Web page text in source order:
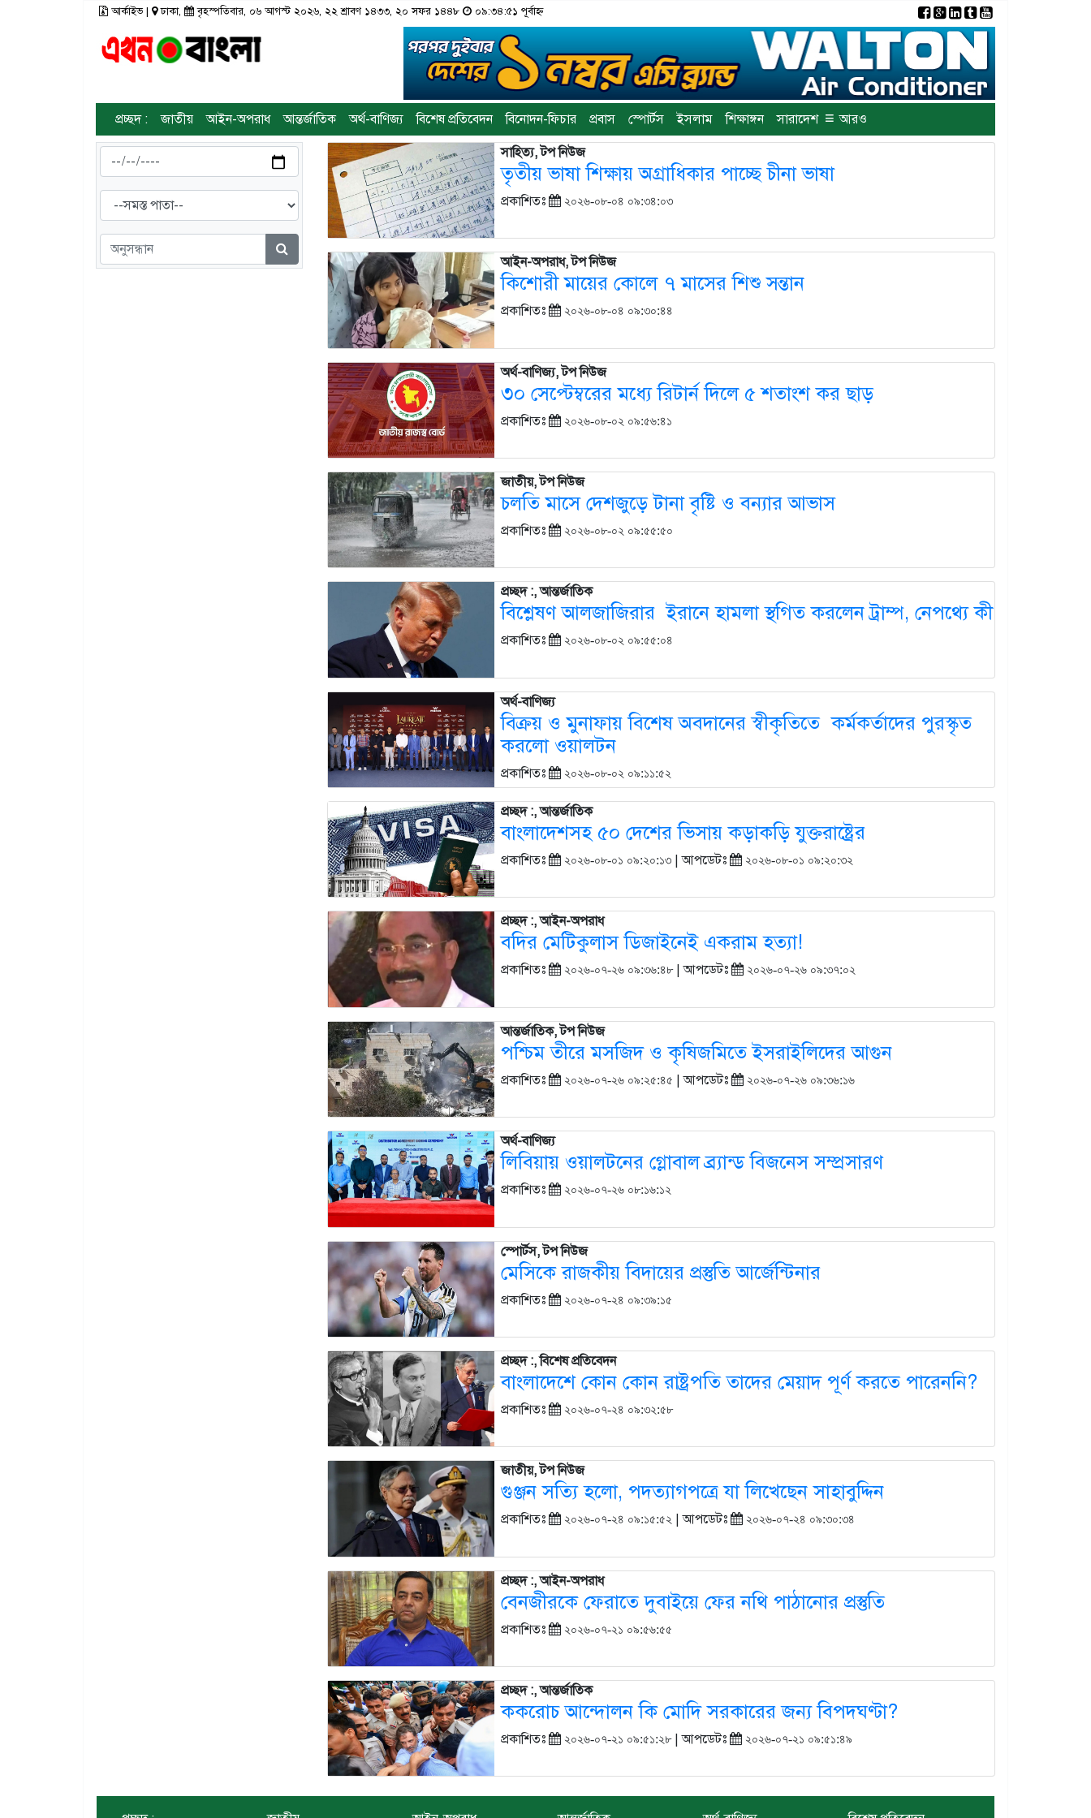
আর্কাইভ| ঢাকা, বৃহস্পতিবার, ০৬ আগস্ট ২০২৬, ২২ শ্রাবণ ১৪৩৩, ২০ সফর ১৪৪৮ ০৯:৩৪:৫১ পূর্বাহ্ন
প্রচ্ছদ : জাতীয় আইন-অপরাধ আন্তর্জাতিক অর্থ-বাণিজ্য বিশেষ প্রতিবেদন বিনোদন-ফিচার প্রবাস স্পোর্টস ইসলাম শিক্ষাঙ্গন সারাদেশ ≡আরও
ভিডিও গ্যালারি
তথ্য-প্রযুক্তি
ঢাকা
বরিশাল
চট্টগ্রাম
খুলনা
ময়মনসিংহ
রংপুর
সিলেট ভিডিও
ফটো গ্যালারী
সাহিত্য, টপ নিউজ
তৃতীয় ভাষা শিক্ষায় অগ্রাধিকার পাচ্ছে চীনা ভাষা
প্রকাশিতঃ ২০২৬-০৮-০৪ ০৯:৩৪:০৩
আইন-অপরাধ, টপ নিউজ
কিশোরী মায়ের কোলে ৭ মাসের শিশু সন্তান
প্রকাশিতঃ ২০২৬-০৮-০৪ ০৯:৩০:৪৪
অর্থ-বাণিজ্য, টপ নিউজ
৩০ সেপ্টেম্বরের মধ্যে রিটার্ন দিলে ৫ শতাংশ কর ছাড়
প্রকাশিতঃ ২০২৬-০৮-০২ ০৯:৫৬:৪১
জাতীয়, টপ নিউজ
চলতি মাসে দেশজুড়ে টানা বৃষ্টি ও বন্যার আভাস
প্রকাশিতঃ ২০২৬-০৮-০২ ০৯:৫৫:৫০
প্রচ্ছদ :, আন্তর্জাতিক
বিশ্লেষণ আলজাজিরার ইরানে হামলা স্থগিত করলেন ট্রাম্প, নেপথ্যে কী
প্রকাশিতঃ ২০২৬-০৮-০২ ০৯:৫৫:০৪
অর্থ-বাণিজ্য
বিক্রয় ও মুনাফায় বিশেষ অবদানের স্বীকৃতিতে কর্মকর্তাদের পুরস্কৃত
করলো ওয়ালটন
প্রকাশিতঃ ২০২৬-০৮-০২ ০৯:১১:৫২
প্রচ্ছদ :, আন্তর্জাতিক
বাংলাদেশসহ ৫০ দেশের ভিসায় কড়াকড়ি যুক্তরাষ্ট্রের
প্রকাশিতঃ ২০২৬-০৮-০১ ০৯:২০:১৩| আপডেটঃ ২০২৬-০৮-০১ ০৯:২০:৩২
প্রচ্ছদ :, আইন-অপরাধ
বদির মেটিকুলাস ডিজাইনেই একরাম হত্যা!
প্রকাশিতঃ ২০২৬-০৭-২৬ ০৯:৩৬:৪৮| আপডেটঃ ২০২৬-০৭-২৬ ০৯:৩৭:০২
আন্তর্জাতিক, টপ নিউজ
পশ্চিম তীরে মসজিদ ও কৃষিজমিতে ইসরাইলিদের আগুন
প্রকাশিতঃ ২০২৬-০৭-২৬ ০৯:২৫:৪৫ | আপডেটঃ ২০২৬-০৭-২৬ ০৯:৩৬:১৬
অর্থ-বাণিজ্য
লিবিয়ায় ওয়ালটনের গ্লোবাল ব্র্যান্ড বিজনেস সম্প্রসারণ
প্রকাশিতঃ ২০২৬-০৭-২৬ ০৮:১৬:১২
স্পোর্টস, টপ নিউজ
মেসিকে রাজকীয় বিদায়ের প্রস্তুতি আর্জেন্টিনার
প্রকাশিতঃ ২০২৬-০৭-২৪ ০৯:৩৯:১৫
প্রচ্ছদ :, বিশেষ প্রতিবেদন
বাংলাদেশে কোন কোন রাষ্ট্রপতি তাদের মেয়াদ পূর্ণ করতে পারেননি?
প্রকাশিতঃ ২০২৬-০৭-২৪ ০৯:৩২:৫৮
জাতীয়, টপ নিউজ
গুঞ্জন সত্যি হলো, পদত্যাগপত্রে যা লিখেছেন সাহাবুদ্দিন
প্রকাশিতঃ ২০২৬-০৭-২৪ ০৯:১৫:৫২| আপডেটঃ ২০২৬-০৭-২৪ ০৯:৩০:৩৪
প্রচ্ছদ :, আইন-অপরাধ
বেনজীরকে ফেরাতে দুবাইয়ে ফের নথি পাঠানোর প্রস্তুতি
প্রকাশিতঃ ২০২৬-০৭-২১ ০৯:৫৬:৫৫
প্রচ্ছদ :, আন্তর্জাতিক
ককরোচ আন্দোলন কি মোদি সরকারের জন্য বিপদঘণ্টা?
প্রকাশিতঃ ২০২৬-০৭-২১ ০৯:৫১:২৮| আপডেটঃ ২০২৬-০৭-২১ ০৯:৫১:৪৯